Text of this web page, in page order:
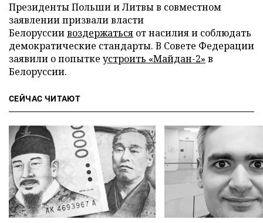
Президенты Польши и Литвы в совместном
заявлении призвали власти
Белоруссиивоздержаться от насилия и соблюдать
демократические стандарты. В Совете Федерации
заявили о попытке устроить «Майдан-2» в
Белоруссии.
СЕЙЧАС ЧИТАЮТ